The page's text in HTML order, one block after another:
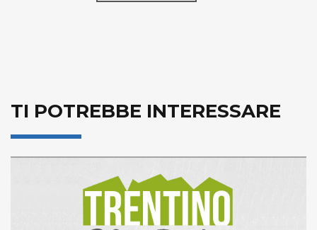
TI POTREBBE INTERESSARE